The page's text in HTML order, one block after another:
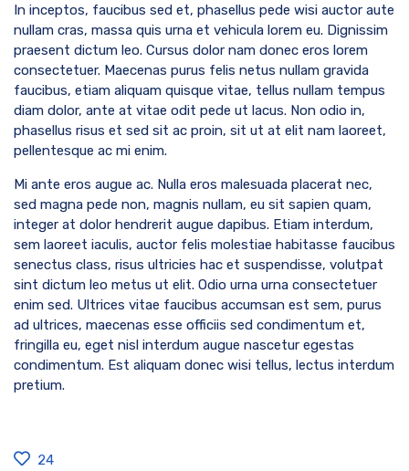
In inceptos, faucibus sed et, phasellus pede wisi auctor aute
nullam cras, massa quis urna et vehicula lorem eu. Dignissim
praesent dictum leo. Cursus dolor nam donec eros lorem
consectetuer. Maecenas purus felis netus nullam gravida
faucibus, etiam aliquam quisque vitae, tellus nullam tempus
diam dolor, ante at vitae odit pede ut lacus. Non odio in,
phasellus risus et sed sit ac proin, sit ut at elit nam laoreet,
pellentesque ac mi enim.
Mi ante eros augue ac. Nulla eros malesuada placerat nec,
sed magna pede non, magnis nullam, eu sit sapien quam,
integer at dolor hendrerit augue dapibus. Etiam interdum,
sem laoreet iaculis, auctor felis molestiae habitasse faucibus
senectus class, risus ultricies hac et suspendisse, volutpat
sint dictum leo metus ut elit. Odio urna urna consectetuer
enim sed. Ultrices vitae faucibus accumsan est sem, purus
ad ultrices, maecenas esse officiis sed condimentum et,
fringilla eu, eget nisl interdum augue nascetur egestas
condimentum. Est aliquam donec wisi tellus, lectus interdum
pretium.
24